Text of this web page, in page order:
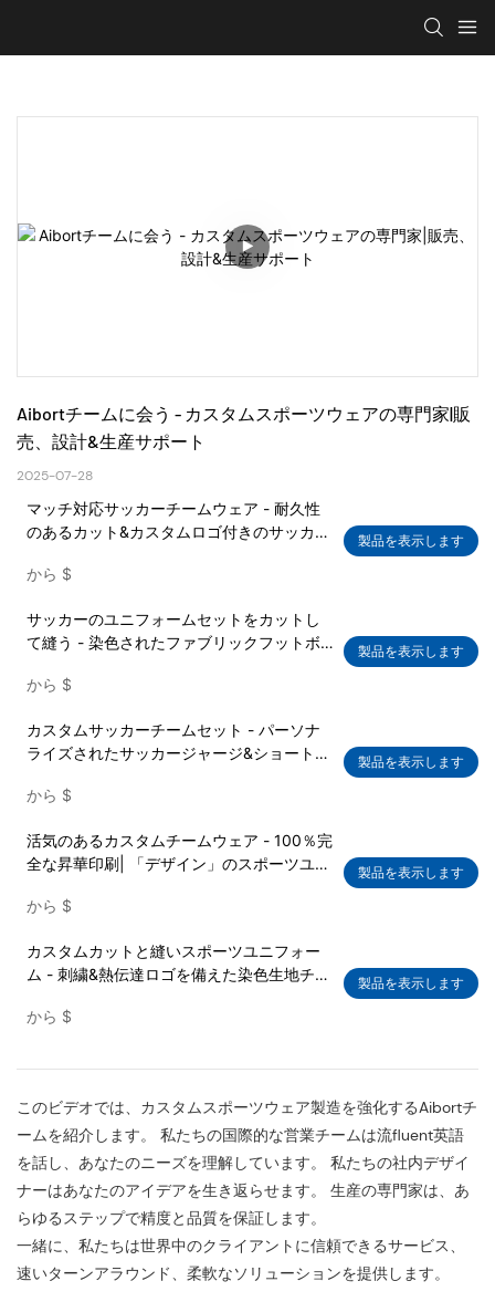
Aibortチームに会う - カスタムスポーツウェアの専門家|販
売、設計&生産サポート
2025-07-28
マッチ対応サッカーチームウェア - 耐久性
のあるカット&カスタムロゴ付きのサッカー
ォームセット
から $
製品を表示します
サッカーのユニフォームセットをカットし
て縫う - 染色されたファブリックフットボ
カスタムチームロゴ| OEMチームウェアファ
から $
製品を表示します
カスタムサッカーチームセット - パーソナ
ライズされたサッカージャージ&ショートパ
ツウェアサプライヤー
から $
製品を表示します
活気のあるカスタムチームウェア - 100％完
全な昇華印刷| 「デザイン」のスポーツユニ
ク&フェードなし
から $
製品を表示します
カスタムカットと縫いスポーツユニフォー
ム - 刺繍&熱伝達ロゴを備えた染色生地チー
サプライヤー
から $
製品を表示します
このビデオでは、カスタムスポーツウェア製造を強化するAibortチ
ームを紹介します。 私たちの国際的な営業チームは流fluent英語
を話し、あなたのニーズを理解しています。 私たちの社内デザイ
ナーはあなたのアイデアを生き返らせます。 生産の専門家は、あ
らゆるステップで精度と品質を保証します。
一緒に、私たちは世界中のクライアントに信頼できるサービス、
速いターンアラウンド、柔軟なソリューションを提供します。